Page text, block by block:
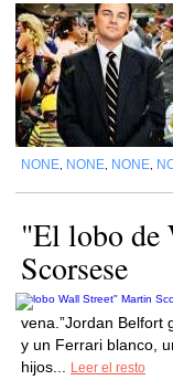
NONE NONE NONE
"El lobo de
Scorsese
vena.”Jordan Belfort
y un Ferrari blanco,
hijos...
Leer el resto